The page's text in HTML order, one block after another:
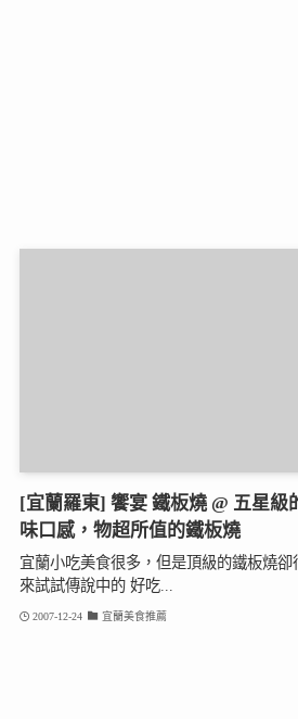
[宜蘭羅東] 饗宴 鐵板燒 @ 五星級
味口感，物超所值的鐵板燒
宜蘭小吃美食很多，但是頂級的鐵板燒
來試試傳說中的 好吃...
2007-12-24 宜蘭美食推薦